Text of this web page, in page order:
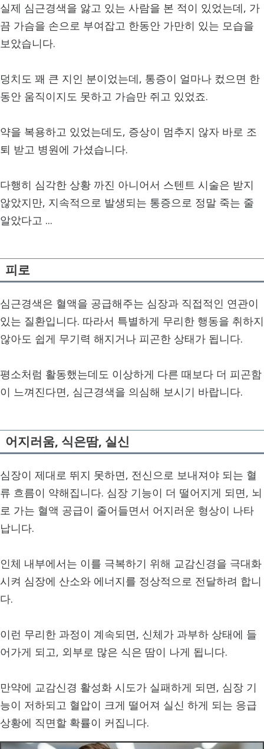
실제 심근경색을 앓고 있는 사람을 본 적이 있었는데, 가
끔 가슴을 손으로 부여잡고 한동안 가만히 있는 모습을
보았습니다.
덩치도 꽤 큰 지인 분이었는데, 통증이 얼마나 컸으면 한
동안 움직이지도 못하고 가슴만 쥐고 있었죠.
약을 복용하고 있었는데도, 증상이 멈추지 않자 바로 조
퇴 받고 병원에 가셨습니다.
다행히 심각한 상황 까진 아니어서 스텐트 시술은 받지
않았지만, 지속적으로 발생되는 통증으로 정말 죽는 줄
알았다고 ...
피로
심근경색은 혈액을 공급해주는 심장과 직접적인 연관이
있는 질환입니다. 따라서 특별하게 무리한 행동을 취하지
않아도 쉽게 무기력 해지거나 피곤한 상태가 됩니다.
평소처럼 활동했는데도 이상하게 다른 때보다 더 피곤함
이 느껴진다면, 심근경색을 의심해 보시기 바랍니다.
어지러움, 식은땀, 실신
심장이 제대로 뛰지 못하면, 전신으로 보내져야 되는 혈
류 흐름이 약해집니다. 심장 기능이 더 떨어지게 되면, 뇌
로 가는 혈액 공급이 줄어들면서 어지러운 형상이 나타
납니다.
인체 내부에서는 이를 극복하기 위해 교감신경을 극대화
시켜 심장에 산소와 에너지를 정상적으로 전달하려 합니
다.
이런 무리한 과정이 계속되면, 신체가 과부하 상태에 들
어가게 되고, 외부로 많은 식은 땀이 나게 됩니다.
만약에 교감신경 활성화 시도가 실패하게 되면, 심장 기
능이 저하되고 혈압이 크게 떨어져 실신 하게 되는 응급
상황에 직면할 확률이 커집니다.